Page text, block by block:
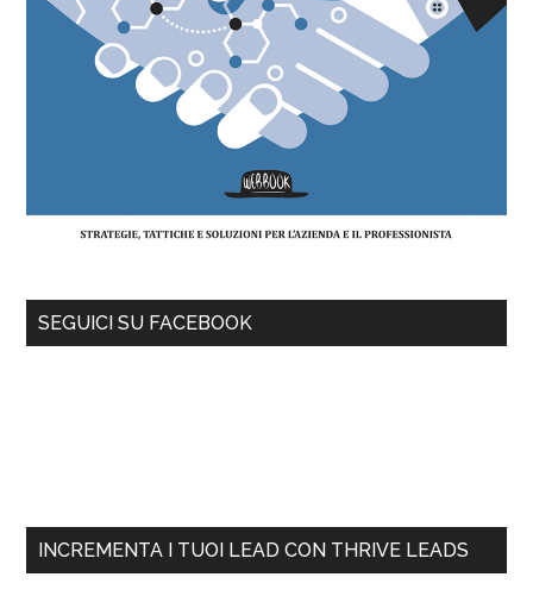
SEGUICI SU FACEBOOK
INCREMENTA I TUOI LEAD CON THRIVE LEADS